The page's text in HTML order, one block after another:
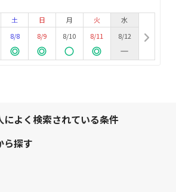
土
8/8
日
8/9
月
8/10
火
8/11
水
8/12
によく検索されている条件
ら探す